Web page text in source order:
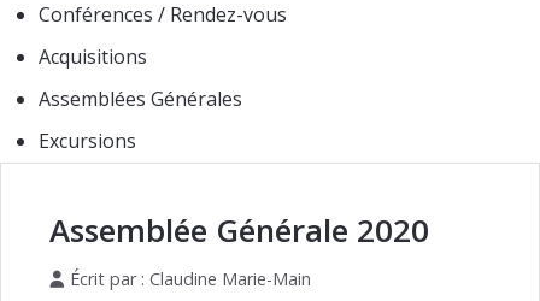
Conférences / Rendez-vous
Acquisitions
Assemblées Générales
Excursions
Assemblée Générale 2020
Écrit par : Claudine Marie-Main